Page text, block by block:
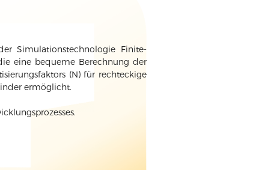
Simulationstechnologie Finite-
eine bequeme Berechnung der
(N) für rechteckige
ermöglicht.